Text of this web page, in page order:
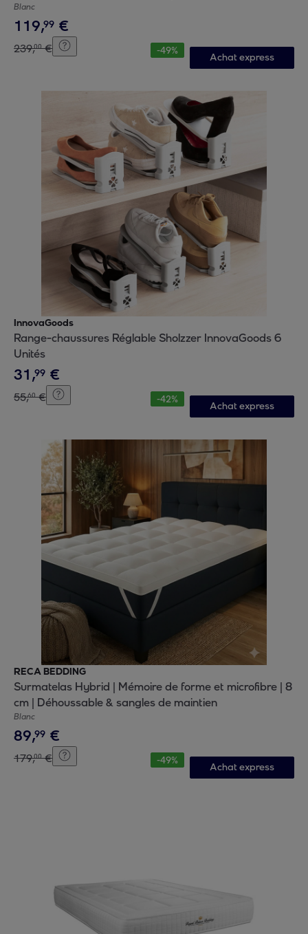
pression
Blanc
119,99 €
239,00 € -49%
Achat express
InnovaGoods
Range-chaussures Réglable Sholzzer InnovaGoods 6
Unités
31,99 €
55,60 € -42%
Achat express
RECA BEDDING
Surmatelas Hybrid | Mémoire de forme et microfibre | 8
cm | Déhoussable & sangles de maintien
Blanc
89,99 €
179,00 € -49%
Achat express